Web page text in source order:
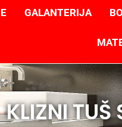
GALANTERIJA
KLIZNI